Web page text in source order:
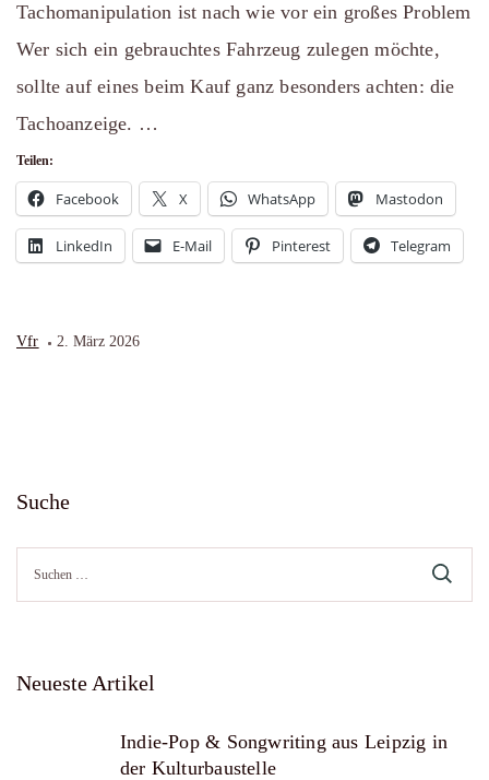
Tachomanipulation ist nach wie vor ein großes Problem
Wer sich ein gebrauchtes Fahrzeug zulegen möchte,
sollte auf eines beim Kauf ganz besonders achten: die
Tachoanzeige. …
Teilen:
Facebook X WhatsApp Mastodon
LinkedIn E-Mail Pinterest Telegram
Vfr 2. März 2026
Suche
nach:
Neueste Artikel
Indie-Pop & Songwriting aus Leipzig in
der Kulturbaustelle